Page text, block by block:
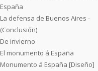
España
La defensa de Buenos Aires -
(Conclusión)
De invierno
El monumento á España
Monumento á España [Diseño]